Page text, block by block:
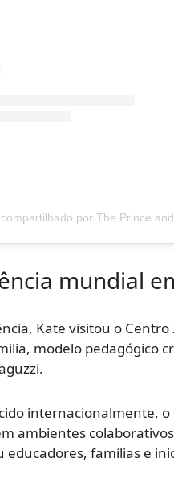
mundial
Kate visitou o
modelo pedagógico
internacionalmente,
ambientes
educadores, famílias e